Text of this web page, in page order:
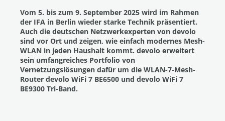
Vom 5. bis zum 9. September 2025 wird im Rahmen
der IFA in Berlin wieder starke Technik präsentiert.
Auch die deutschen Netzwerkexperten von devolo
sind vor Ort und zeigen, wie einfach modernes Mesh-
WLAN in jeden Haushalt kommt. devolo erweitert
sein umfangreiches Portfolio von
Vernetzungslösungen dafür um die WLAN-7-Mesh-
Router devolo WiFi 7 BE6500 und devolo WiFi 7
BE9300 Tri-Band.